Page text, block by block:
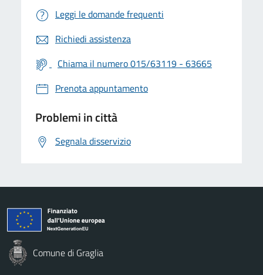
Leggi le domande frequenti
Richiedi assistenza
Chiama il numero 015/63119 - 63665
Prenota appuntamento
Problemi in città
Segnala disservizio
Comune di Graglia